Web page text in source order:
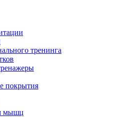
тренинга
покрытия
мышц